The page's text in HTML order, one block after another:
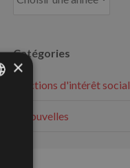
Catégories
Actions d'intérêt social
Nouvelles
×